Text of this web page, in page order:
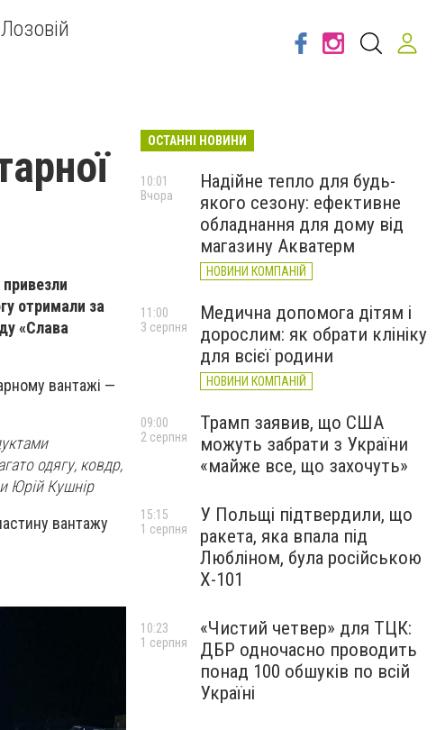
отримали за
«Слава
вантажі —
одягу, ковдр,
Юрій Кушнір
вантажу
ОСТАННІ НОВИНИ
Надійне тепло для будь-
якого сезону: ефективне
обладнання для дому від
магазину Акватерм
НОВИНИ КОМПАНІЙ
10:01
Вчора
Медична допомога дітям і
дорослим: як обрати клініку
для всієї родини
НОВИНИ КОМПАНІЙ
11:00
3 серпня
Трамп заявив, що США
можуть забрати з України
«майже все, що захочуть»
09:00
2 серпня
У Польщі підтвердили, що
ракета, яка впала під
Любліном, була російською
Х-101
15:15
1 серпня
«Чистий четвер» для ТЦК:
ДБР одночасно проводить
понад 100 обшуків по всій
Україні
10:23
1 серпня